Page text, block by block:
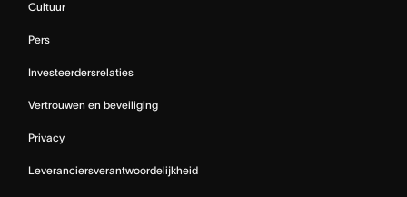
Cultuur
Pers
Investeerdersrelaties
Vertrouwen en beveiliging
Privacy
Leveranciersverantwoordelijkheid